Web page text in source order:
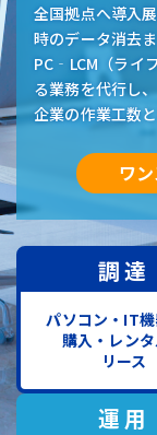
全国拠点へ導入
時のデータ消去ま
PC‐LCM（ライ
る業務を代行し、
企業の作業工数
ワ
調達
パソコン・IT
購入・レンタ
リース
運用